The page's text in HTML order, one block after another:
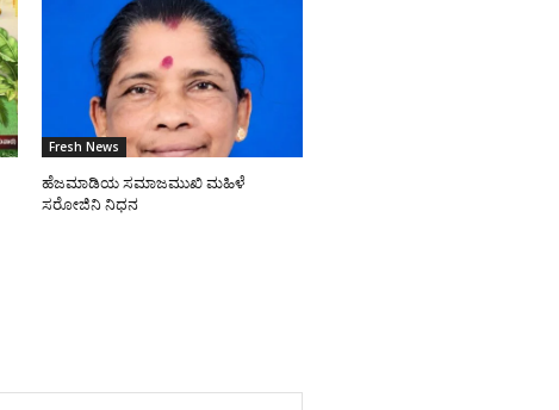
Fresh News
ಹೆಜಮಾಡಿಯ ಸಮಾಜಮುಖಿ ಮಹಿಳೆ
ಸರೋಜಿನಿ ನಿಧನ